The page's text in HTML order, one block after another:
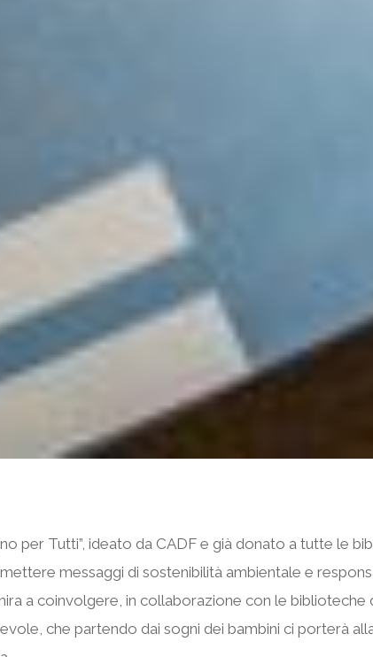
per Tutti”, ideato da CADF e già donato a tutte le
messaggi di sostenibilità ambientale e
a coinvolgere, in collaborazione con le biblioteche
che partendo dai sogni dei bambini ci porterà